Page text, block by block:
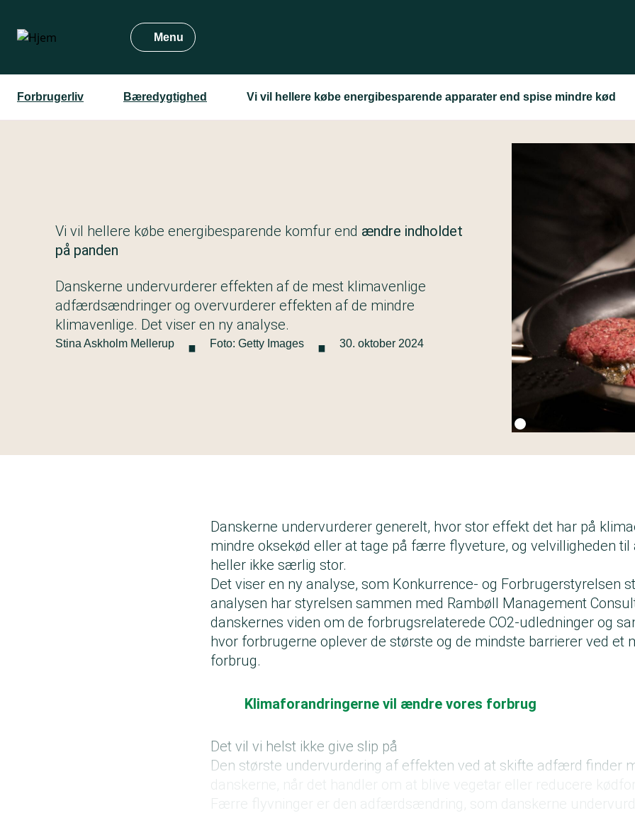
hovedindhold
Menu
Forbrugerliv Bæredygtighed Vi vil hellere købe energibesparende apparater end spise mindre kød
Vi vil hellere købe energibesparende komfur end ændre indholdet
på panden
Danskerne undervurderer effekten af de mest klimavenlige
adfærdsændringer og overvurderer effekten af de mindre
klimavenlige. Det viser en ny analyse.
Stina Askholm Mellerup · Foto: Getty Images · 30. oktober 2024
Danskerne undervurderer generelt, hvor stor effekt det har på
mindre oksekød eller at tage på færre flyveture, og velvilligheden til
heller ikke særlig stor.
Det viser en ny analyse, som Konkurrence- og Forbrugerstyrelsen
analysen har styrelsen sammen med Rambøll Management
danskernes viden om de forbrugsrelaterede CO2-udledninger og
hvor forbrugerne oplever de største og de mindste barrierer ved et
forbrug.
Klimaforandringerne vil ændre vores forbrug
Det vil vi helst ikke give slip på
Den største undervurdering af effekten ved at skifte adfærd finder
Færre flyvninger er den adfærdsændring, som danskerne